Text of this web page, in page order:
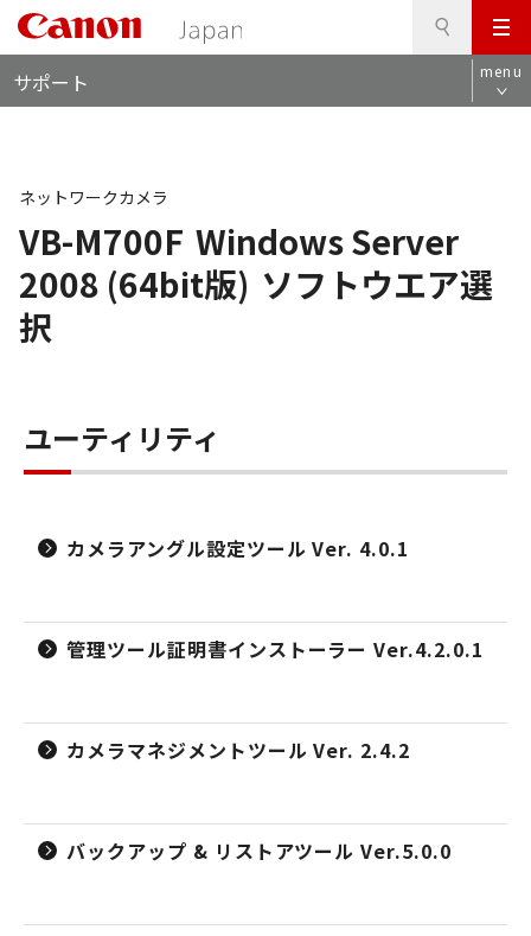
メ
ニ
ュ
サポート menu
VB-M700F Windows Server
2008 (64bit版) ソフトウエア選
択
ネットワークカメラ
ユーティリティ
カメラアングル設定ツール Ver. 4.0.1
管理ツール証明書インストーラー Ver.4.2.0.1
カメラマネジメントツール Ver. 2.4.2
バックアップ & リストアツール Ver.5.0.0